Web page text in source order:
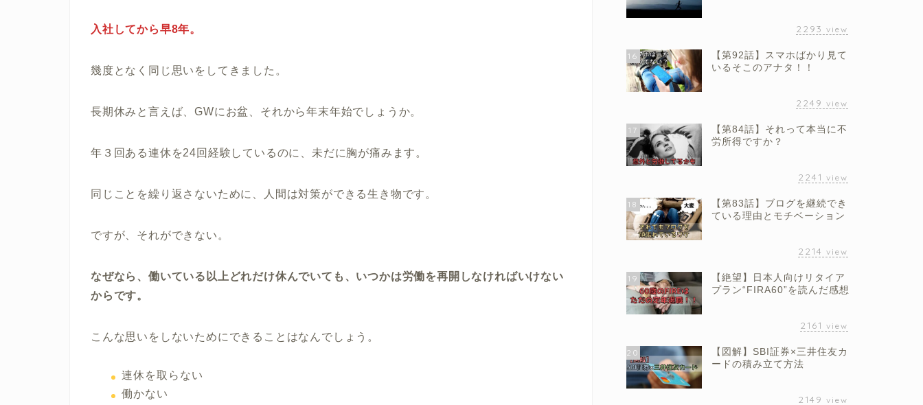
入社してから早8年。
幾度となく同じ思いをしてきました。
長期休みと言えば、GWにお盆、それから年末年始でしょうか。
年３回ある連休を24回経験しているのに、未だに胸が痛みます。
同じことを繰り返さないために、人間は対策ができる生き物です。
ですが、それができない。
なぜなら、働いている以上どれだけ休んでいても、いつかは労働を再開しなければいけない
からです。
こんな思いをしないためにできることはなんでしょう。
連休を取らない
働かない
2293 view
16
【第92話】スマホばかり見て
いるそこのアナタ！！
2249 view
17
【第84話】それって本当に不
労所得ですか？
2241 view
18
【第83話】ブログを継続でき
ている理由とモチベーション
2214 view
19
【絶望】日本人向けリタイア
プラン“FIRA60”を読んだ感想
2161 view
20
【図解】SBI証券×三井住友カ
ードの積み立て方法
2149 view